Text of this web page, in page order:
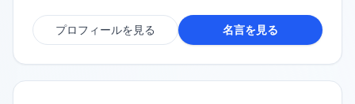
プロフィールを見る 名言を見る